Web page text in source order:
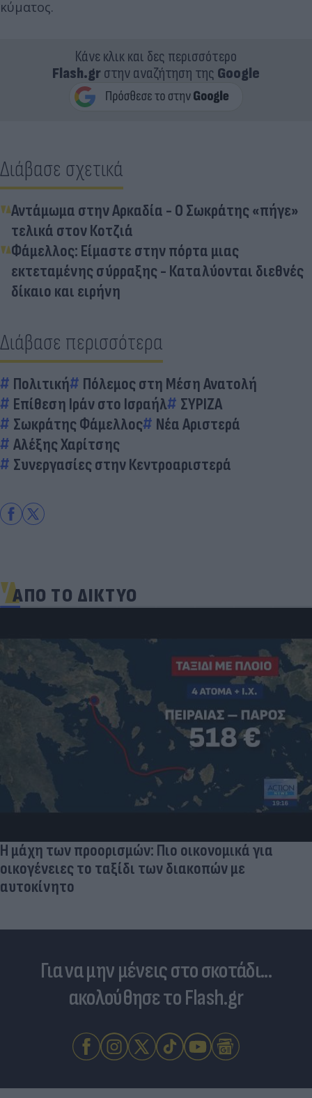
κύματος.
Κάνε κλικ και δες περισσότερο
Flash.grστην αναζήτηση της Google
Διάβασε σχετικά
Αντάμωμα στην Αρκαδία - Ο Σωκράτης «πήγε»
τελικά στον Κοτζιά
Φάμελλος: Είμαστε στην πόρτα μιας
εκτεταμένης σύρραξης - Καταλύονται διεθνές
δίκαιο και ειρήνη
Διάβασε περισσότερα
Πολιτική
Πόλεμος στη Μέση Ανατολή
Επίθεση Ιράν στο Ισραήλ
ΣΥΡΙΖΑ
Σωκράτης Φάμελλος
Νέα Αριστερά
Αλέξης Χαρίτσης
Συνεργασίες στην Κεντροαριστερά
ΑΠΟ ΤΟ ΔΙΚΤΥΟ
Η μάχη των προορισμών: Πιο οικονομικά για
οικογένειες το ταξίδι των διακοπών με
αυτοκίνητο
Για να μην μένεις στο σκοτάδι...
ακολούθησε το Flash.gr